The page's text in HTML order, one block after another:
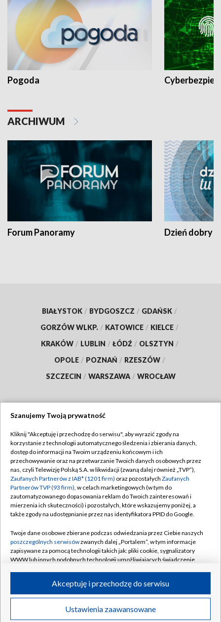
Pogoda
ARCHIWUM
Forum Panoramy Dzień dobry
BIAŁYSTOK / BYDGOSZCZ / GDAŃSK /
GORZÓW WLKP. / KATOWICE / KIELCE /
KRAKÓW / LUBLIN / ŁÓDŹ / OLSZTYN /
OPOLE / POZNAŃ / RZESZÓW /
SZCZECIN / WARSZAWA / WROCŁAW
TVP
Abonament TVP
Emisja w TVP
Centrum informacji TVP
Naziemna Telewizja Cyfrowa
Rada Programowa
System NOS
Informacje o nadawcy
Program dla prasy
Ogłoszenie przetargowe
Regulamin TVP
Polityka prywatności
Moje zgody
Pomoc
Kontakt
Kanały
©2026 Telewizja Polska S.A. w likwidacji
Szanujemy Twoją prywatność
Kliknij "Akceptuję i przechodzę do serwisu", aby wyrazić zgody na
korzystanie z technologii automatycznego śledzenia i zbierania danych,
dostęp do informacji na Twoim urządzeniu końcowym i ich
przechowywanie oraz na przetwarzanie Twoich danych osobowych przez
nas, czyli Telewizję Polską S.A. w likwidacji (zwaną dalej również „TVP”),
Zaufanych Partnerów z IAB* (1201 firm) oraz pozostałych Zaufanych
Partnerów TVP (93 firm), w celach marketingowych (w tym do
zautomatyzowanego dopasowania reklam do Twoich zainteresowań i
mierzenia ich skuteczności) i pozostałych, które wskazujemy poniżej, a
także zgody na udostępnianie przez nas identyfikatora PPID do Google.
Twoje dane osobowe zbierane podczas odwiedzania przez Ciebie naszych
poszczególnych serwisówzwanych dalej „Portalem”, w tym informacje
zapisywane za pomocą technologii takich jak: pliki cookie, sygnalizatory
WWW lub innych podobnych technologii umożliwiających świadczenie
ruchu w Internecie.
Twoje dane osobowe zbierane podczas odwiedzania przez Ciebie
poszczególnych serwisówna Portalu, takie jak adresy IP, identyfikatory
Ustawienia zaawansowane
Akceptuję i przechodzę do serwisu